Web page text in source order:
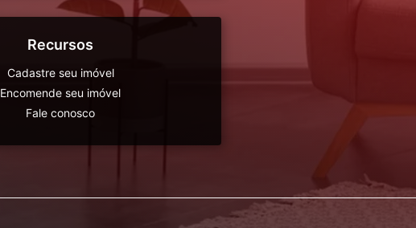
Recursos
Cadastre seu imóvel
Encomende seu imóvel
Fale conosco